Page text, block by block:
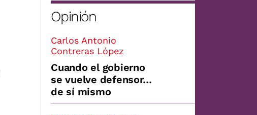
Opinión
Carlos Antonio
Contreras López
Cuando el gobierno
se vuelve defensor…
de sí mismo